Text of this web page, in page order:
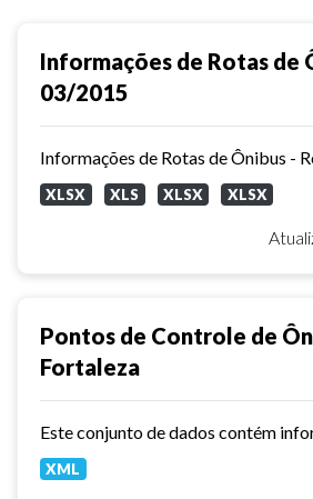
Informações de Rotas de
03/2015
XLSX XLS XLSX XLSX
Pontos de Controle de
Fortaleza
XML